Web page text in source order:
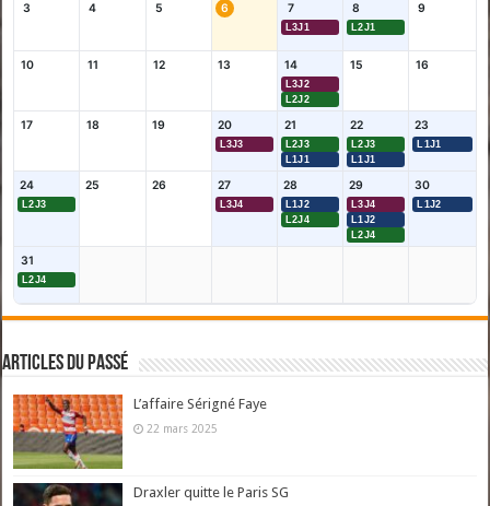
3 4 5 6 7
L3J1
8
L2J1
9
10 11 12 13 14
L3J2
L2J2
15 16
17 18 19 20
L3J3
21
L2J3
L1J1
22
L2J3
L1J1
23
L1J1
24
L2J3
25 26 27
L3J4
28
L1J2
L2J4
29
L3J4
L1J2
L2J4
30
L1J2
31
L2J4
Articles du passé
L’affaire Sérigné Faye
22 mars 2025
Draxler quitte le Paris SG